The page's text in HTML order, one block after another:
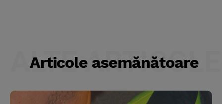
Articole asemănătoare
ALTE ARTICOLE